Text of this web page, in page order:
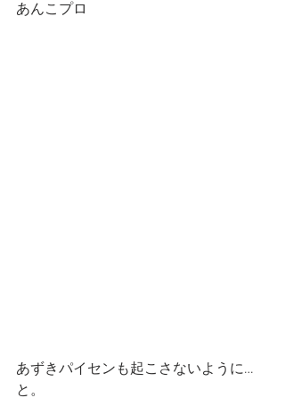
あんこプロ
あずきパイセンも起こさないように…
と。